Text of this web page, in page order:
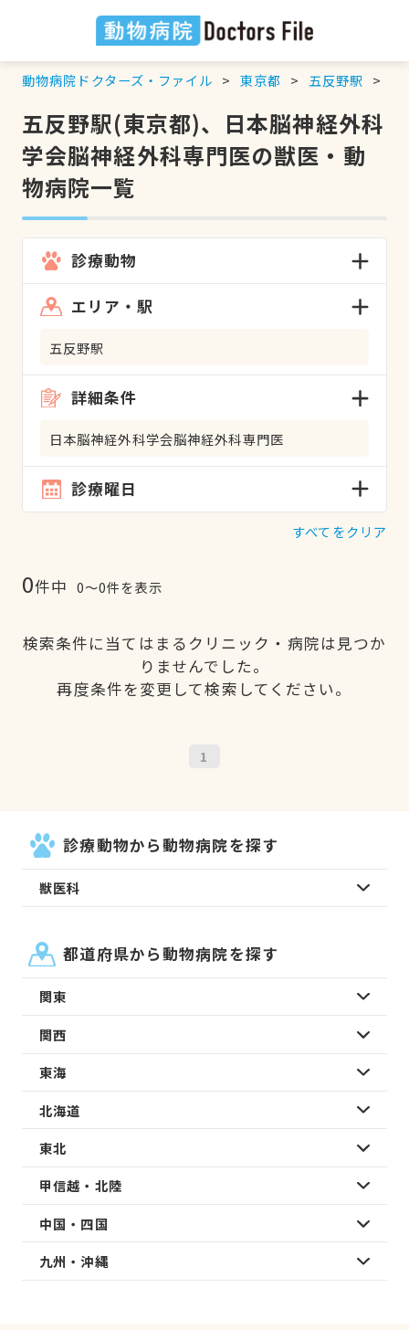
動物病院ドクターズ・ファイル 東京都 五反野駅
五反野駅(東京都)、日本脳神経外科
学会脳神経外科専門医の獣医・動
物病院一覧
診療動物
エリア・駅
五反野駅
詳細条件
日本脳神経外科学会脳神経外科専門医
診療曜日
すべてをクリア
0件中 0〜0件を表示
検索条件に当てはまるクリニック・病院は見つか
りませんでした。
再度条件を変更して検索してください。
1
診療動物から動物病院を探す
獣医科
都道府県から動物病院を探す
関東
関西
東海
北海道
東北
甲信越・北陸
中国・四国
九州・沖縄